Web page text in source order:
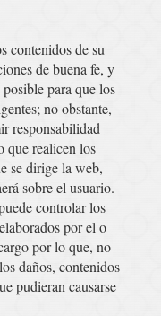
de su
de buena fe, y
para que los
no obstante,
responsabilidad
que realicen los
se dirige la web,
sobre el usuario.
controlar los
por el o
por lo que, no
daños, contenidos
pudieran causarse